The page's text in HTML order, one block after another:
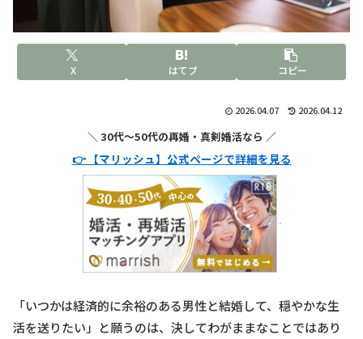
X はてブ コピー
2026.04.07 2026.04.12
＼ 30代〜50代の再婚・真剣婚活なら ／
👉 【マリッシュ】公式ページで詳細を見る
「いつかは経済的に余裕のある男性と結婚して、穏やかな生
活を送りたい」と願うのは、決してわがままなことではあり